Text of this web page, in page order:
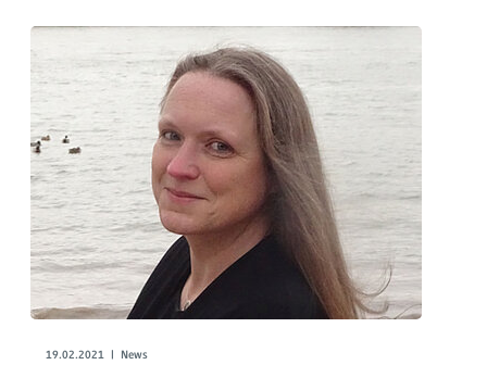
19.02.2021 | News